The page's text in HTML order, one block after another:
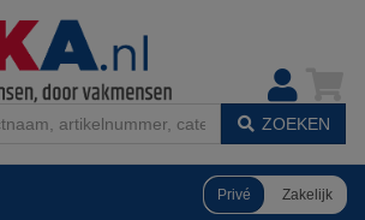
ZOEKEN
Privé Zakelijk